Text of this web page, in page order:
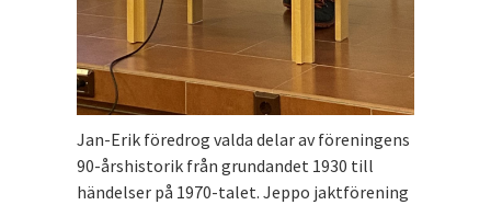
Jan-Erik föredrog valda delar av föreningens
90-årshistorik från grundandet 1930 till
händelser på 1970-talet. Jeppo jaktförening